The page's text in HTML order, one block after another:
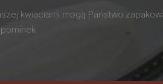
kwiaciarni mogą Państwo